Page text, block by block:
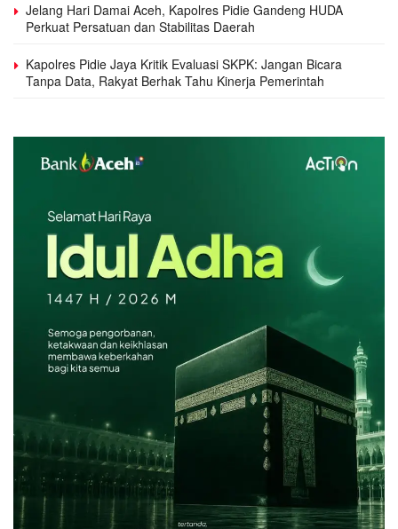
Jelang Hari Damai Aceh, Kapolres Pidie Gandeng HUDA
Perkuat Persatuan dan Stabilitas Daerah
Kapolres Pidie Jaya Kritik Evaluasi SKPK: Jangan Bicara
Tanpa Data, Rakyat Berhak Tahu Kinerja Pemerintah